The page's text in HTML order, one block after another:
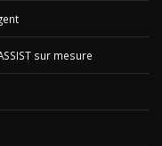
sur mesure